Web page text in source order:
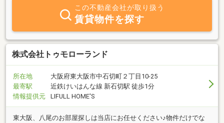
この不動産会社が取り扱う
賃貸物件を探す
株式会社トゥモローランド
所在地
大阪府東大阪市中石切町２丁目10-25
最寄駅
近鉄けいはんな線 新石切駅 徒歩1分
情報提供元
LIFULL HOME'S
東大阪、八尾のお部屋探しは当店にお任せください♪物件だけでな